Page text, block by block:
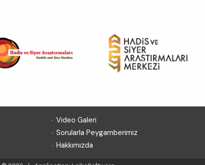
. Video Galeri
. Sorularla Peygamberimiz
. Hakkımızda